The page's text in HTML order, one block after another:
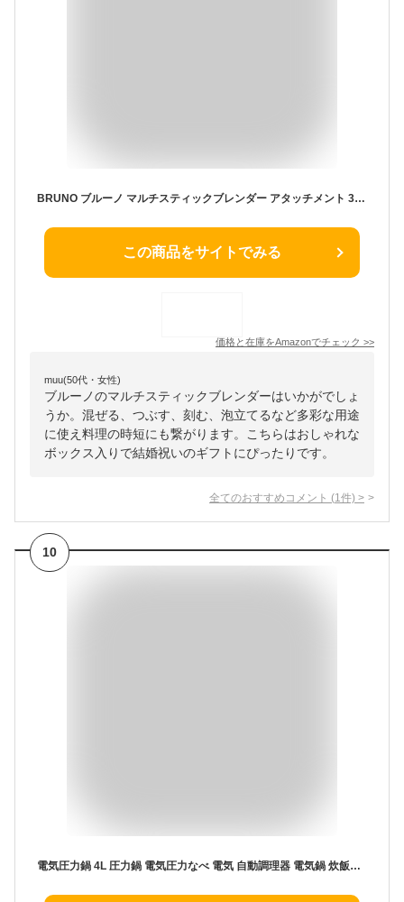
BRUNO ブルーノ マルチスティックブレンダー アタッチメント 3種 (ブレンダー ホイッパー チョッパー) 結婚 お祝い ラッピング セット 離乳食 ミキサー スリム コンパクト ハンドミキサー ハンドブレンダー ハンディミキサー多機能 ブルーグレー BOE034-GR 1703124
この商品をサイトでみる
価格と在庫をAmazonでチェック >>
muu(50代・女性)
ブルーノのマルチスティックブレンダーはいかがでしょ
うか。混ぜる、つぶす、刻む、泡立てるなど多彩な用途
に使え料理の時短にも繋がります。こちらはおしゃれな
ボックス入りで結婚祝いのギフトにぴったりです。
全てのおすすめコメント (1 件) >
10
電気圧力鍋 4L 圧力鍋 電気圧力なべ 電気 自動調理器 電気鍋 炊飯器 保温機能 電気調理鍋 キッチン家電 調理家電 圧力なべ ギフト プレゼント 4.0L ブラック 3〜4人向け 8つの調理モード